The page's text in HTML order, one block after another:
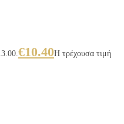
€10.40Η τρέχουσα τιμή